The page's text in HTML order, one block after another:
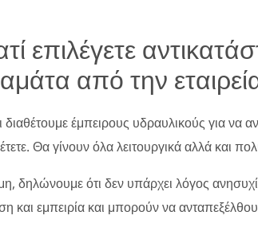
επιλέγετε
από την
διαθέτουμε έμπειρους υδραυλικούς για να
Θα γίνουν όλα λειτουργικά αλλά και
δηλώνουμε ότι δεν υπάρχει λόγος
και εμπειρία και μπορούν να